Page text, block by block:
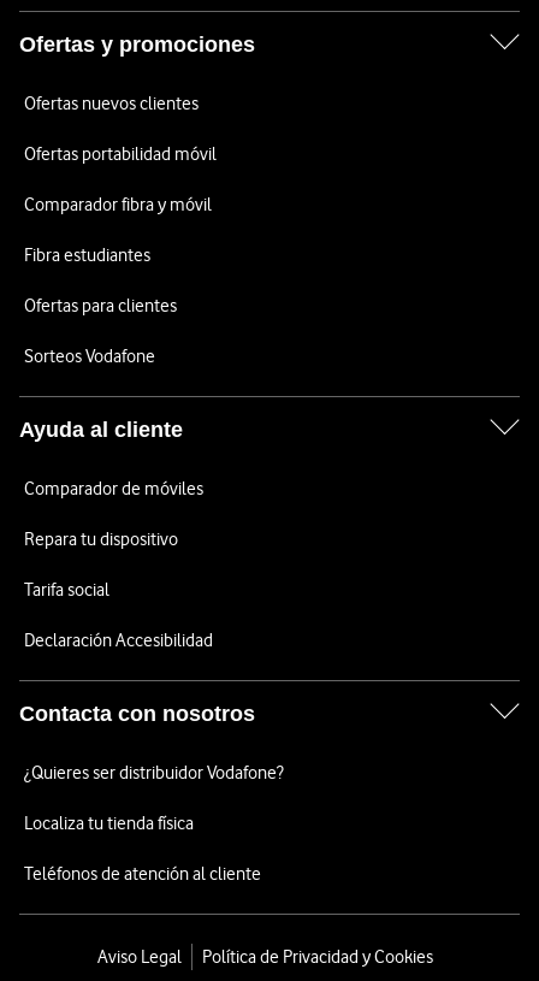
Ofertas y promociones
Ofertas nuevos clientes
Ofertas portabilidad móvil
Comparador fibra y móvil
Fibra estudiantes
Ofertas para clientes
Sorteos Vodafone
Ayuda al cliente
Comparador de móviles
Repara tu dispositivo
Tarifa social
Declaración Accesibilidad
Contacta con nosotros
¿Quieres ser distribuidor Vodafone?
Localiza tu tienda física
Teléfonos de atención al cliente
Aviso Legal
Política de Privacidad y Cookies